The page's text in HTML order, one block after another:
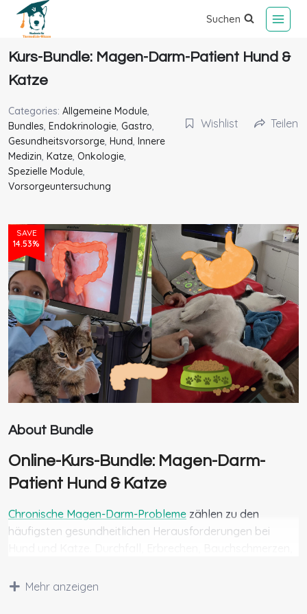
Suchen
Kurs-Bundle: Magen-Darm-Patient Hund &
Katze
Categories: Allgemeine Module,
Bundles, Endokrinologie, Gastro,
Gesundheitsvorsorge, Hund, Innere
Medizin, Katze, Onkologie,
Spezielle Module,
Vorsorgeuntersuchung
Wishlist Teilen
SAVE
14.53%
About Bundle
Online-Kurs-Bundle: Magen-Darm-
Patient Hund & Katze
Chronische Magen-Darm-Probleme zählen zu den
häufigsten gesundheitlichen Herausforderungen bei
sichtbare Spitze des Eisbergs – dahinter können
Mehr anzeigen